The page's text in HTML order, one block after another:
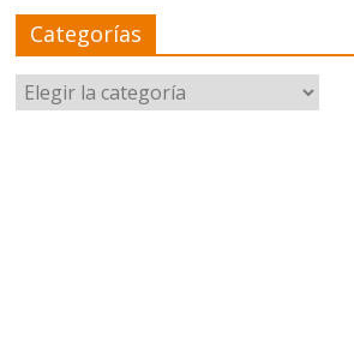
Categorías
Categorías